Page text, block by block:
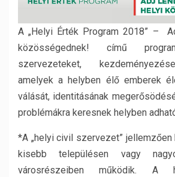
A „Helyi Érték Program 2018” –
közösségednek! című
szervezeteket,
amelyek a helyben élő emberek
válását, identitásának
problémákra keresnek helyben
*A „helyi civil szervezet”
kisebb településen vagy
városrészeiben működik. A